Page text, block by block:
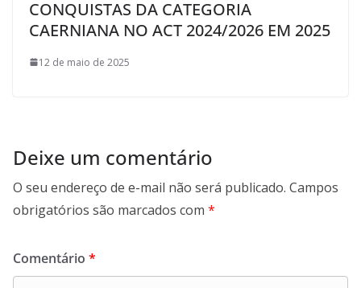
CONQUISTAS DA CATEGORIA
CAERNIANA NO ACT 2024/2026 EM 2025
12 de maio de 2025
Deixe um comentário
O seu endereço de e-mail não será publicado. Campos
obrigatórios são marcados com *
Comentário *